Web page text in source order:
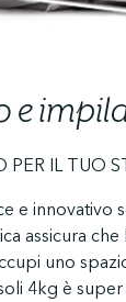
e
PER IL TUO
e innovativo
assicura
uno
4kg è